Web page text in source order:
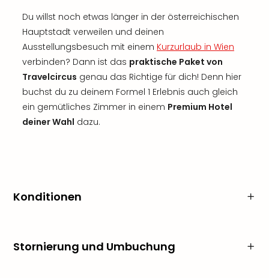
Du willst noch etwas länger in der österreichischen
Hauptstadt verweilen und deinen
Ausstellungsbesuch mit einem Kurzurlaub in Wien
verbinden? Dann ist das praktische Paket von
Travelcircus genau das Richtige für dich! Denn hier
buchst du zu deinem Formel 1 Erlebnis auch gleich
ein gemütliches Zimmer in einem Premium Hotel
deiner Wahl dazu.
Konditionen
Stornierung und Umbuchung